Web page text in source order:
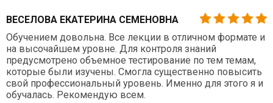
ВЕСЕЛОВА ЕКАТЕРИНА СЕМЕНОВНА
Обучением довольна. Все лекции в отличном формате и
на высочайшем уровне. Для контроля знаний
предусмотрено объемное тестирование по тем темам,
которые были изучены. Смогла существенно повысить
свой профессиональный уровень. Именно для этого я и
обучалась. Рекомендую всем.